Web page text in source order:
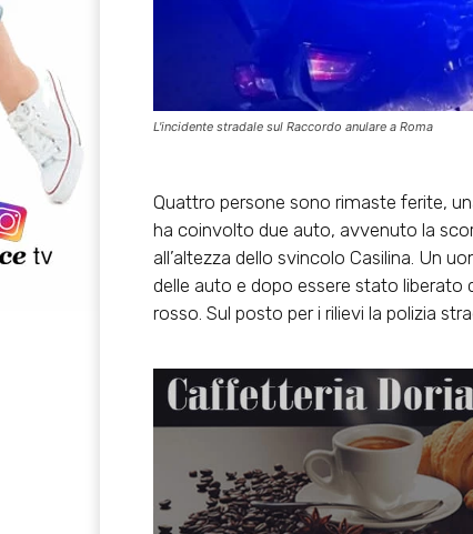
L'incidente stradale sul Raccordo anulare a Roma
Quattro persone sono rimaste ferite,
ha coinvolto due auto, avvenuto la
all’altezza dello svincolo Casilina. Un
delle auto e dopo essere stato
rosso. Sul posto per i rilievi la polizia